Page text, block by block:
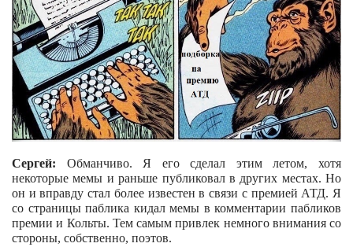
Сергей: Обманчиво. Я его сделал этим летом, хотя
некоторые мемы и раньше публиковал в других местах. Но
он и вправду стал более известен в связи с премией АТД. Я
со страницы паблика кидал мемы в комментарии пабликов
премии и Кольты. Тем самым привлек немного внимания со
стороны, собственно, поэтов.